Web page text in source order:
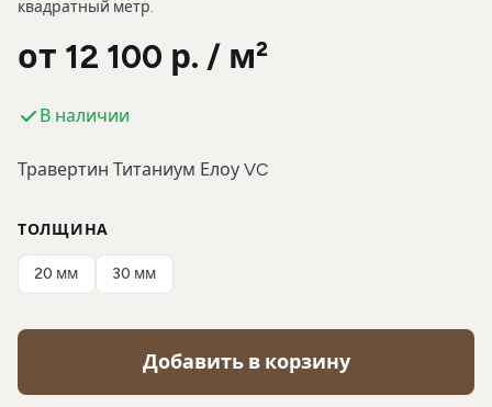
квадратный метр.
от 12 100 р. / м²
В наличии
Травертин Титаниум Елоу VC
ТОЛЩИНА
20 мм 30 мм
Добавить в корзину